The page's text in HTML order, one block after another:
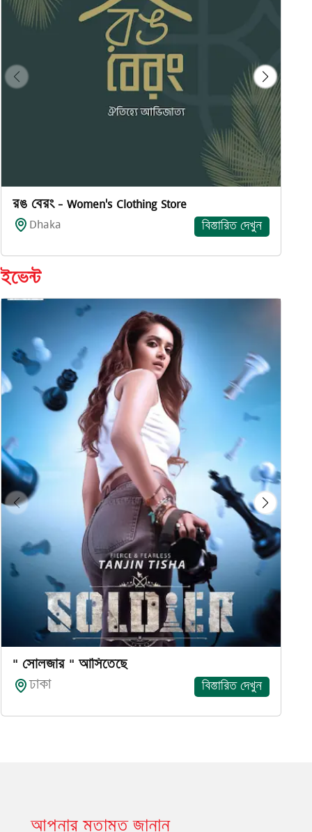
রঙ বেরং - Women's Clothing Store
Dhaka
বিস্তারিত দেখুন
ইভেন্ট
" সোলজার " আসিতেছে
ঢাকা
বিস্তারিত দেখুন
আপনার মতামত জানান